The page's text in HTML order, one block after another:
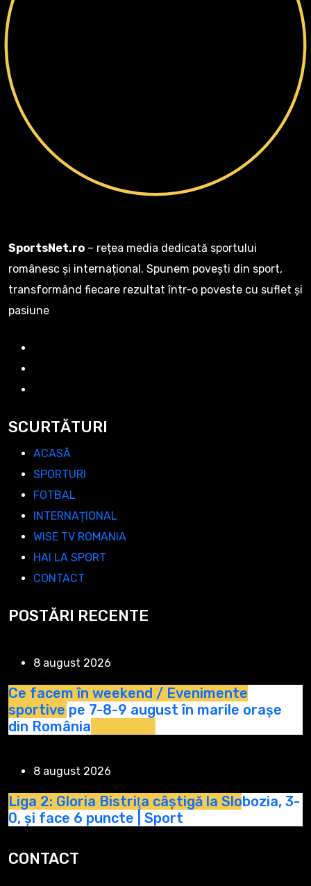
SportsNet.ro – rețea media dedicată sportului
românesc și internațional. Spunem povești din sport,
transformând fiecare rezultat într-o poveste cu suflet și
pasiune
SCURTĂTURI
ACASĂ
SPORTURI
FOTBAL
INTERNAȚIONAL
WISE TV ROMANIA
HAI LA SPORT
CONTACT
POSTĂRI RECENTE
8 august 2026
Ce facem în weekend / Evenimente
sportive pe 7-8-9 august în marile orașe
din România
8 august 2026
Liga 2: Gloria Bistriţa câştigă la Slobozia, 3-
0, şi face 6 puncte | Sport
CONTACT